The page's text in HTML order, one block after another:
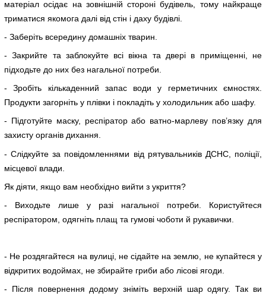
матеріал осідає на зовнішній стороні будівель, тому найкраще
триматися якомога далі від стін і даху будівлі.
- Заберіть всередину домашніх тварин.
- Закрийте та заблокуйте всі вікна та двері в приміщенні, не
підходьте до них без нагальної потреби.
- Зробіть кількаденний запас води у герметичних ємностях.
Продукти загорніть у плівки і покладіть у холодильник або шафу.
- Підготуйте маску, респіратор або ватно-марлеву пов’язку для
захисту органів дихання.
- Слідкуйте за повідомленнями від рятувальників ДСНС, поліції,
місцевої влади.
Як діяти, якщо вам необхідно вийти з укриття?
- Виходьте лише у разі нагальної потреби. Користуйтеся
респіратором, одягніть плащ та гумові чоботи й рукавички.
- Не роздягайтеся на вулиці, не сідайте на землю, не купайтеся у
відкритих водоймах, не збирайте гриби або лісові ягоди.
- Після повернення додому зніміть верхній шар одягу. Так ви